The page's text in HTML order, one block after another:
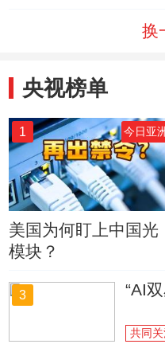
换
央视榜单
1 今日亚
美国为何盯上中国光
模块？
3 “AI
共同关